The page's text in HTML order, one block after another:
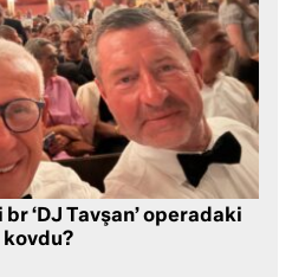
‘DJ Tavşan’ operadaki
kovdu?